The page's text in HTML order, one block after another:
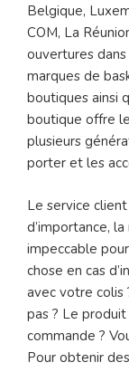
Belgique,
COM, La
ouvertures
marques de
boutiques ainsi
boutique offre
plusieurs
porter et les
Le service client
d’importance,
impeccable
chose en cas
avec votre colis
pas ? Le
commande ?
Pour obtenir